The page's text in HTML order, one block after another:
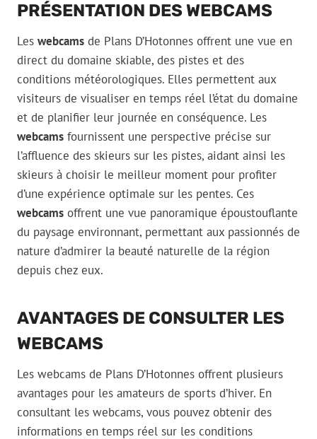
PRÉSENTATION DES WEBCAMS
Les webcams de Plans D’Hotonnes offrent une vue en
direct du domaine skiable, des pistes et des
conditions météorologiques. Elles permettent aux
visiteurs de visualiser en temps réel l’état du domaine
et de planifier leur journée en conséquence. Les
webcams fournissent une perspective précise sur
l’affluence des skieurs sur les pistes, aidant ainsi les
skieurs à choisir le meilleur moment pour profiter
d’une expérience optimale sur les pentes. Ces
webcams offrent une vue panoramique époustouflante
du paysage environnant, permettant aux passionnés de
nature d’admirer la beauté naturelle de la région
depuis chez eux.
AVANTAGES DE CONSULTER LES
WEBCAMS
Les webcams de Plans D’Hotonnes offrent plusieurs
avantages pour les amateurs de sports d’hiver. En
consultant les webcams, vous pouvez obtenir des
informations en temps réel sur les conditions